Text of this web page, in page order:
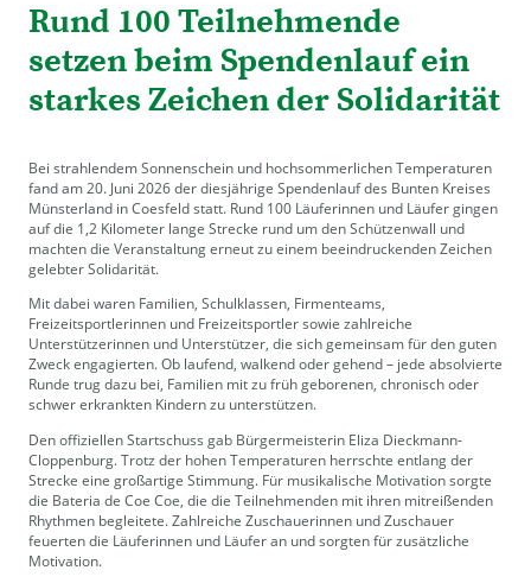
Rund 100 Teilnehmende
setzen beim Spendenlauf ein
starkes Zeichen der Solidarität
Bei strahlendem Sonnenschein und hochsommerlichen Temperaturen
fand am 20. Juni 2026 der diesjährige Spendenlauf des Bunten Kreises
Münsterland in Coesfeld statt. Rund 100 Läuferinnen und Läufer gingen
auf die 1,2 Kilometer lange Strecke rund um den Schützenwall und
machten die Veranstaltung erneut zu einem beeindruckenden Zeichen
gelebter Solidarität.
Mit dabei waren Familien, Schulklassen, Firmenteams,
Freizeitsportlerinnen und Freizeitsportler sowie zahlreiche
Unterstützerinnen und Unterstützer, die sich gemeinsam für den guten
Zweck engagierten. Ob laufend, walkend oder gehend – jede absolvierte
Runde trug dazu bei, Familien mit zu früh geborenen, chronisch oder
schwer erkrankten Kindern zu unterstützen.
Den offiziellen Startschuss gab Bürgermeisterin Eliza Dieckmann-
Cloppenburg. Trotz der hohen Temperaturen herrschte entlang der
Strecke eine großartige Stimmung. Für musikalische Motivation sorgte
die Bateria de Coe Coe, die die Teilnehmenden mit ihren mitreißenden
Rhythmen begleitete. Zahlreiche Zuschauerinnen und Zuschauer
feuerten die Läuferinnen und Läufer an und sorgten für zusätzliche
Motivation.